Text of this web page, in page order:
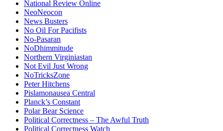
National Review Online
NeoNeocon
News Busters
No Oil For Pacifists
No-Pasaran
NoDhimmitude
Northern Virginiastan
Not Evil Just Wrong
NoTricksZone
Peter Hitchens
Pislamonausea Central
Planck’s Constant
Polar Bear Science
Political Correctness – The Awful Truth
Political Correctness Watch